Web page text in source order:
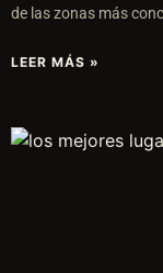
de las zonas más
LEER MÁS »